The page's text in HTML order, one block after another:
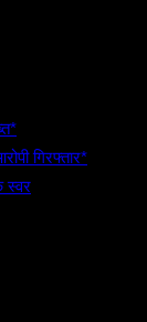
गिरफ्तार*
स्वर